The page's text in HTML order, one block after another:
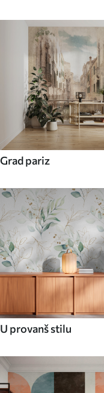
Grad pariz
U provanš stilu